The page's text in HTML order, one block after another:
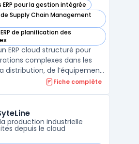
ERP pour la gestion intégrée
dans cette catégorie
Supply Chain Management
dans cette catégorie
de planification des
dans cette catégorie
ERP cloud structuré pour
complexes dans les
distribution, de l’équipement,
l’agroalimentaire, de la
entreprises et multi-
Fiche complète
production industrielle
depuis le cloud